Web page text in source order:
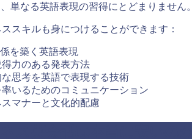
単なる英語表現の習得にとどまりません。
スキルも身につけることができます：
を築く英語表現
得力のある発表方法
思考を英語で表現する技術
いるためのコミュニケーション
マナーと文化的配慮